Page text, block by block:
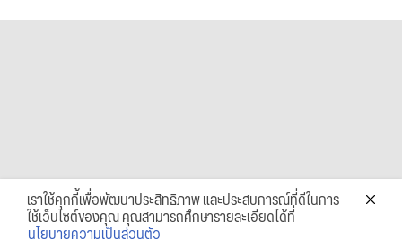
เราใช้คุกกี้เพื่อพัฒนาประสิทธิภาพ และประสบการณ์ที่ดีในการ
ใช้เว็บไซต์ของคุณ คุณสามารถศึกษารายละเอียดได้ที่